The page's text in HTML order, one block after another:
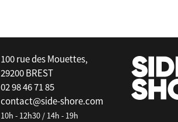
100 rue des Mouettes,
29200 BREST
02 98 46 71 85
contact@side-shore.com
10h - 12h30 / 14h - 19h